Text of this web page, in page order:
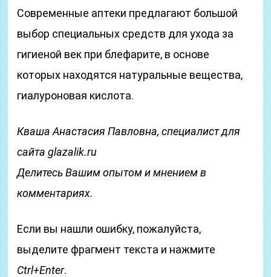
Современные аптеки предлагают большой
выбор специальных средств для ухода за
гигиеной век при блефарите, в основе
которых находятся натуральные вещества,
гиалуроновая кислота.
Кваша Анастасия Павловна, специалист для
сайта glazalik.ru
Делитесь Вашим опытом и мнением в
комментариях.
Если вы нашли ошибку, пожалуйста,
выделите фрагмент текста и нажмите
Ctrl+Enter.